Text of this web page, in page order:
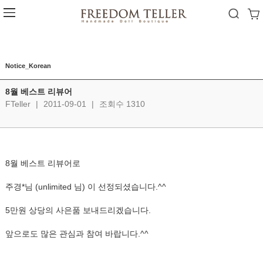
Notice_Korean
8월 베스트 리뷰어
FTeller
| 2011-09-01 | 조회수 1310
8월 베스트 리뷰어로
주경*님 (unlimited 님) 이 선정되셨습니다.^^
5만원 상당의 사은품 보내드리겠습니다.
앞으로도 많은 관심과 참여 바랍니다.^^